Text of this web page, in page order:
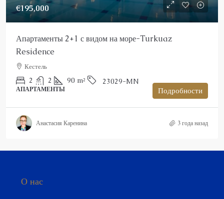
€195,000
Апартаменты 2+1 с видом на море-Turkuaz
Residence
Кестель
2 2 90 m² 23029-MN
АПАРТАМЕНТЫ Подробности
Анастасия Каренина 3 года назад
О нас